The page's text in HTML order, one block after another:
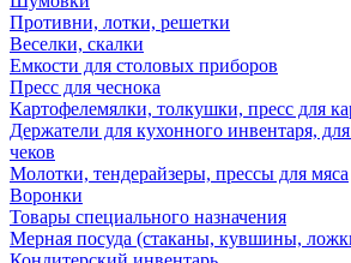
Противни, лотки, решетки
Веселки, скалки
Емкости для столовых приборов
Пресс для чеснока
Картофелемялки, толкушки, пресс для
Держатели для кухонного инвентаря,
чеков
Молотки, тендерайзеры, прессы для мяса
Воронки
Товары специального назначения
Мерная посуда (стаканы, кувшины,